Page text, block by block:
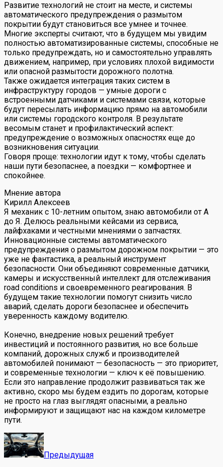
Развитие технологий не стоит на месте, и системы
автоматического предупреждения о размытом
покрытии будут становиться все умнее и точнее.
Многие эксперты считают, что в будущем мы увидим
полностью автоматизированные системы, способные не
только предупреждать, но и самостоятельно управлять
движением, например, при условиях плохой видимости
или опасной размытости дорожного полотна.
Также ожидается интеграция таких систем в
инфраструктуру городов — умные дороги с
встроенными датчиками и системами связи, которые
будут пересылать информацию прямо на автомобили
или системы городского контроля. В результате
весомым станет и профилактический аспект:
предупреждение о возможных опасностях еще до
возникновения ситуации.
Говоря проще: технологии идут к тому, чтобы сделать
наши пути безопаснее, а поездки — комфортнее и
спокойнее.
Мнение автора
Кирилл Алексеев
Я механик с 10-летним опытом, знаю автомобили от А
до Я. Делюсь реальными кейсами из сервиса,
лайфхаками и честными мнениями о запчастях.
Инновационные системы автоматического
предупреждения о размытом дорожном покрытии — это
уже не фантастика, а реальный инструмент
безопасности. Они объединяют современные датчики,
камеры и искусственный интеллект для отслеживания
road conditions и своевременного реагирования. В
будущем такие технологии помогут снизить число
аварий, сделать дороги безопаснее и обеспечить
уверенность каждому водителю.
Конечно, внедрение новых решений требует
инвестиций и постоянного развития, но все больше
компаний, дорожных служб и производителей
автомобилей понимают — безопасность — это приоритет,
и современные технологии — ключ к её повышению.
Если это направление продолжит развиваться так же
активно, скоро мы будем ездить по дорогам, которые
не просто на глаз выглядят опасными, а реально
информируют и защищают нас на каждом километре
пути.
Предыдущая